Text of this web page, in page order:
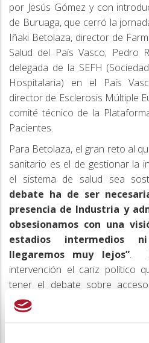
por Jesús Gómez y con
de Buruaga, que cerró la
Iñaki Betolaza, director de
Salud del País Vasco; Pedro
delegada de la SEFH
Hospitalaria) en el País
director de Esclerosis Múltiple
comité técnico de la
Pacientes.
Para Betolaza, el gran reto al
sanitario es el de gestionar la
el sistema de salud sea
debate ha de ser
presencia de Industria y
obsesionamos con una
estadios intermedios
llegaremos muy lejos”.
intervención el cariz político
tener el debate sobre
requiere la toma de
cambio de tendencia que